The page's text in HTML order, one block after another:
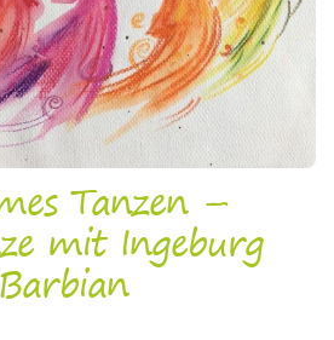
Tanzen –
mit Ingeburg
Barbian